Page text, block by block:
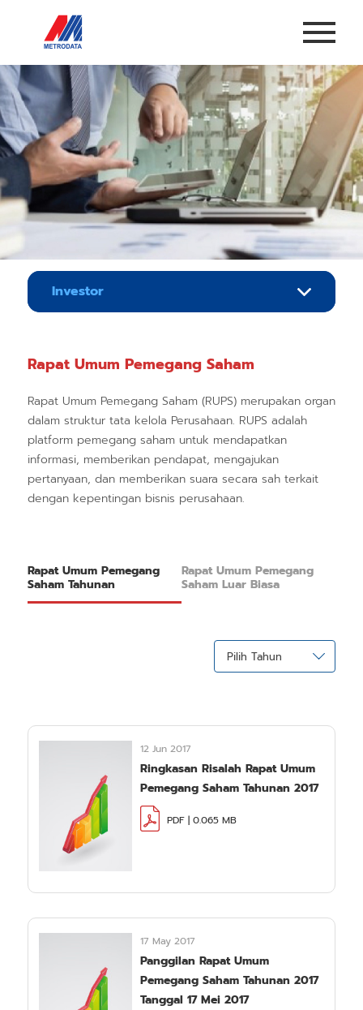
Investor
Rapat Umum Pemegang Saham
Rapat Umum Pemegang Saham (RUPS) merupakan organ
dalam struktur tata kelola Perusahaan. RUPS adalah
platform pemegang saham untuk mendapatkan
informasi, memberikan pendapat, mengajukan
pertanyaan, dan memberikan suara secara sah terkait
dengan kepentingan bisnis perusahaan.
Rapat Umum Pemegang
Saham Tahunan
Rapat Umum Pemegang
Saham Luar Biasa
Pilih Tahun
12 Jun 2017
Ringkasan Risalah Rapat Umum
Pemegang Saham Tahunan 2017
PDF | 0.065 MB
17 May 2017
Panggilan Rapat Umum
Pemegang Saham Tahunan 2017
Tanggal 17 Mei 2017